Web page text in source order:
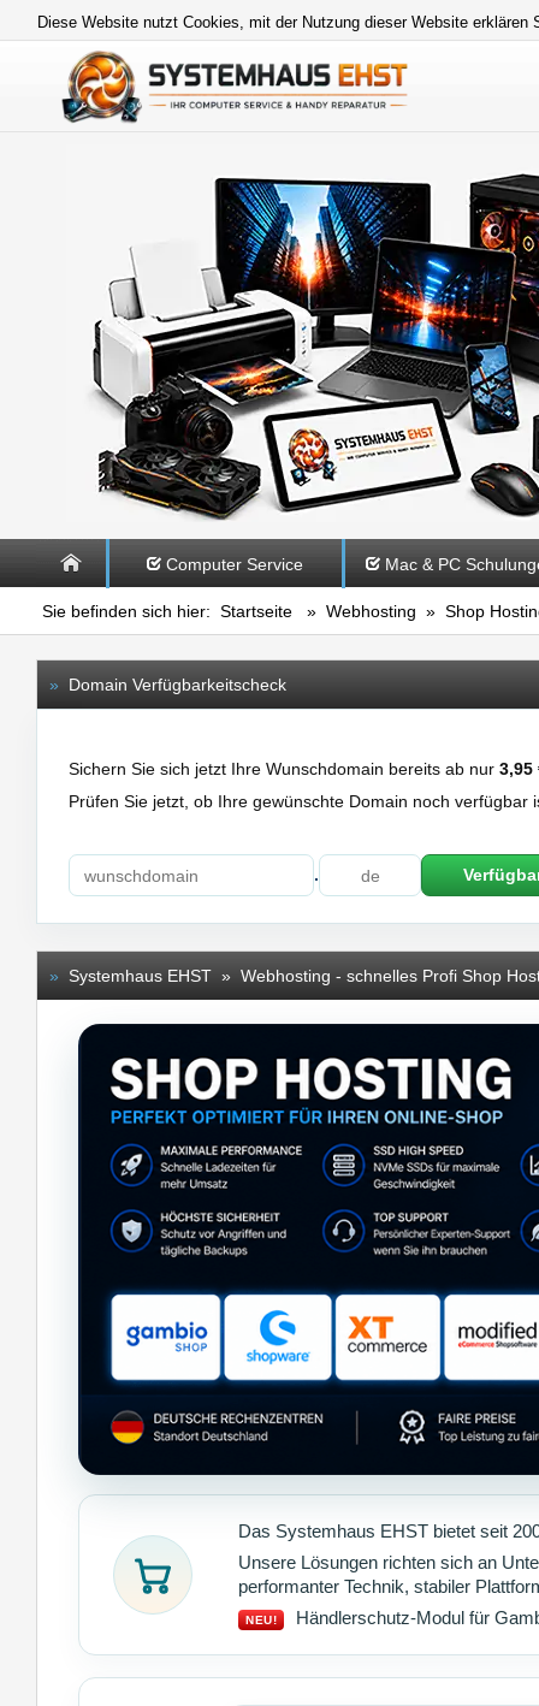
Diese Website nutzt Cookies, mit der Nutzung dieser Website
Computer Service Mac & PC
Sie befinden sich hier: Startseite » Webhosting » Shop
» Domain Verfügbarkeitscheck
Sichern Sie sich jetzt Ihre Wunschdomain bereits ab nur 3,95
Prüfen Sie jetzt, ob Ihre gewünschte Domain noch verfügbar
.
» Systemhaus EHST » Webhosting - schnelles Profi Shop
Das Systemhaus EHST bietet seit
Unsere Lösungen richten sich an
performanter Technik, stabiler
NEU! Händlerschutz-Modul für